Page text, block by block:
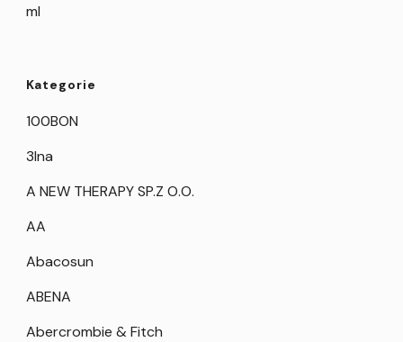
ml
Kategorie
100BON
3Ina
A NEW THERAPY SP.Z O.O.
AA
Abacosun
ABENA
Abercrombie & Fitch